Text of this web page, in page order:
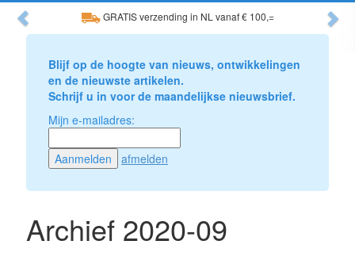
GRATIS verzending in NL vanaf € 100,=
Previous
Blijf op de hoogte van nieuws, ontwikkelingen
en de nieuwste artikelen.
Schrijf u in voor de maandelijkse nieuwsbrief.
Mijn e-mailadres:
afmelden
Archief 2020-09